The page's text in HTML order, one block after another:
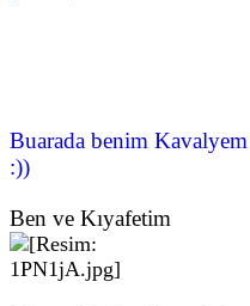
Buarada benim
:))
Ben ve Kıyafetim